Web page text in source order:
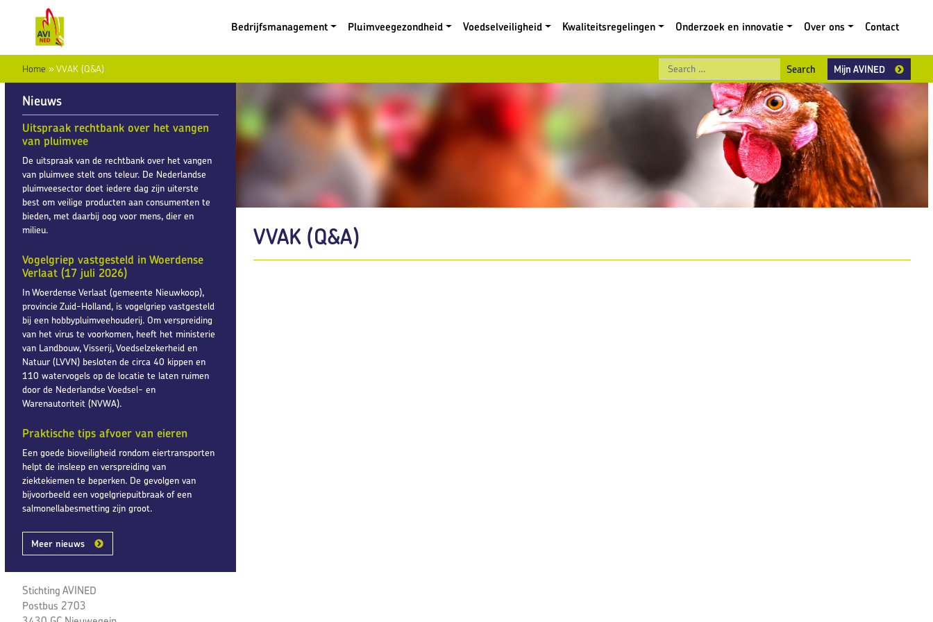
Bedrijfsmanagement
Pluimveegezondheid Voedselveiligheid Kwaliteitsregelingen Onderzoek en innovatie Over ons Contact
Home »VVAK (Q&A) Search
Mijn AVINED
Nieuws
Uitspraak rechtbank over het vangen
van pluimvee
De uitspraak van de rechtbank over het vangen
van pluimvee stelt ons teleur. De Nederlandse
pluimveesector doet iedere dag zijn uiterste
best om veilige producten aan consumenten te
bieden, met daarbij oog voor mens, dier en
milieu.
Vogelgriep vastgesteld in Woerdense
Verlaat (17 juli 2026)
In Woerdense Verlaat (gemeente Nieuwkoop),
provincie Zuid-Holland, is vogelgriep vastgesteld
bij een hobbypluimveehouderij. Om verspreiding
van het virus te voorkomen, heeft het ministerie
van Landbouw, Visserij, Voedselzekerheid en
Natuur (LVVN) besloten de circa 40 kippen en
110 watervogels op de locatie te laten ruimen
door de Nederlandse Voedsel- en
Warenautoriteit (NVWA).
Praktische tips afvoer van eieren
Een goede bioveiligheid rondom eiertransporten
helpt de insleep en verspreiding van
ziektekiemen te beperken. De gevolgen van
bijvoorbeeld een vogelgriepuitbraak of een
salmonellabesmetting zijn groot.
Meer nieuws
Stichting AVINED
Postbus 2703
VVAK (Q&A)